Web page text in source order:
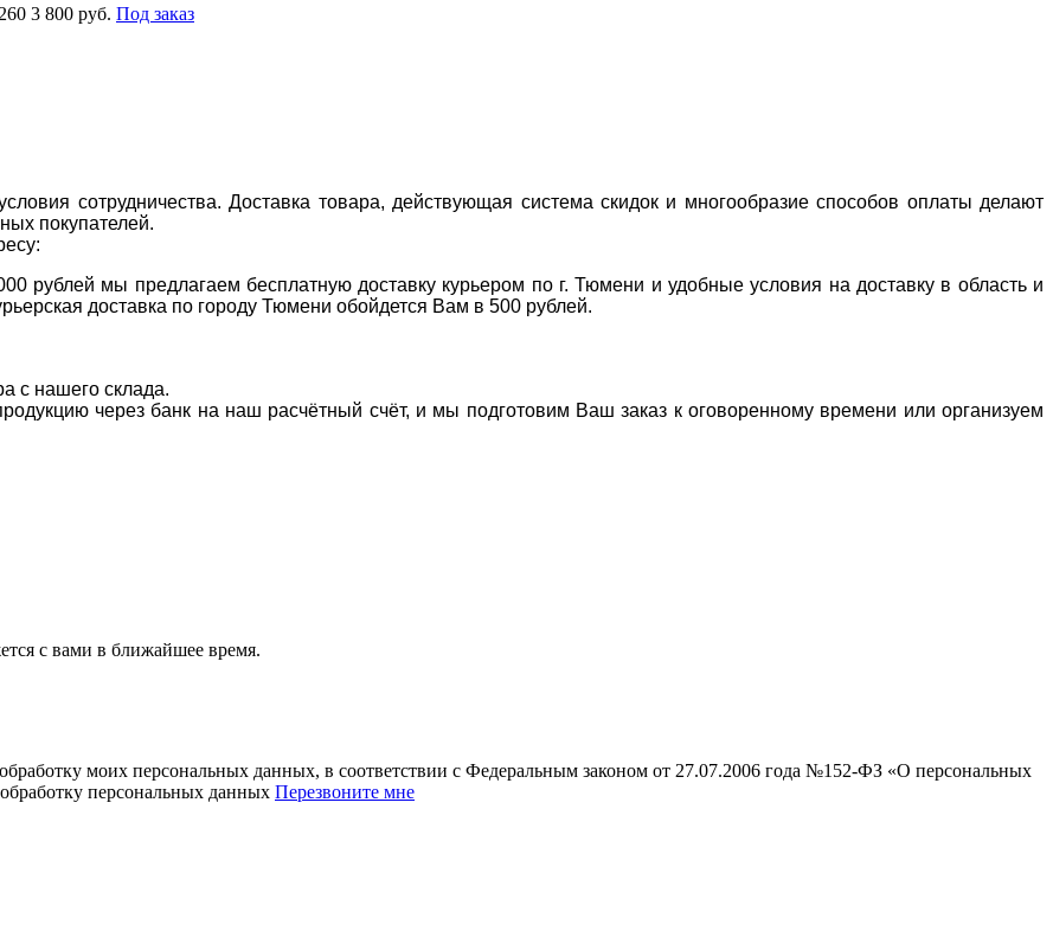
3 800 руб. Под заказ
сотрудничества. Доставка товара, действующая система скидок и многообразие способов оплаты делают
покупателей.
рублей мы предлагаем бесплатную доставку курьером по г. Тюмени и удобные условия на доставку в область и
доставка по городу Тюмени обойдется Вам в 500 рублей.
с нашего склада.
через банк на наш расчётный счёт, и мы подготовим Ваш заказ к оговоренному времени или организуем
с вами в ближайшее время.
моих персональных данных, в соответствии с Федеральным законом от 27.07.2006 года №152-ФЗ «О персональных
персональных данных Перезвоните мне